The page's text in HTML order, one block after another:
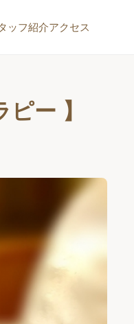
ッフ紹介アクセス
ー 】